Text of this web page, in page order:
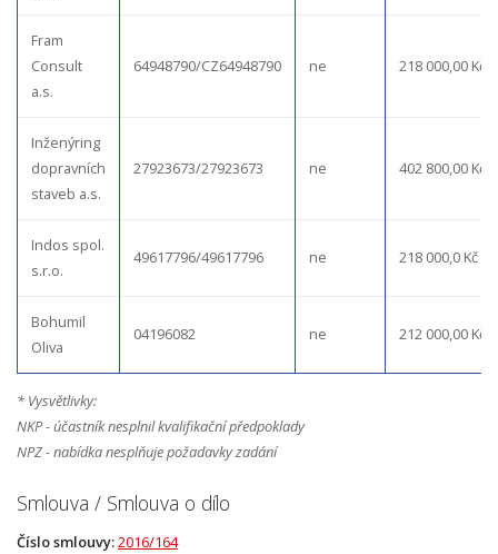
Fram
Consult
a.s.
64948790/CZ64948790 ne 218 000,00 Kč
Inženýring
dopravních
staveb a.s.
27923673/27923673 ne 402 800,00 Kč
Indos spol.
s.r.o.
49617796/49617796 ne 218 000,0 Kč
Bohumil
Oliva
04196082 ne 212 000,00 Kč
* Vysvětlivky:
NKP - účastník nesplnil kvalifikační předpoklady
NPZ - nabídka nesplňuje požadavky zadání
Smlouva / Smlouva o dílo
Číslo smlouvy:2016/164